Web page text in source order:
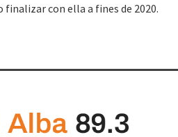
con ella a fines de 2020.